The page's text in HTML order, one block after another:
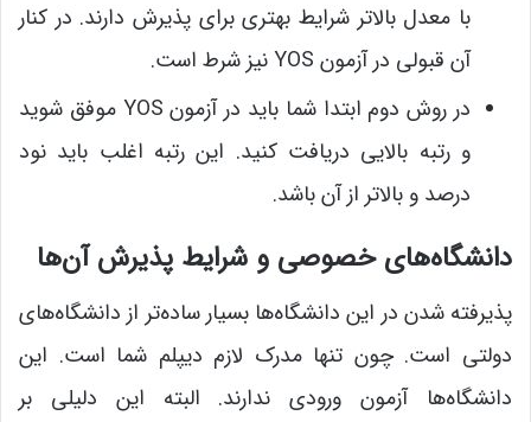
با معدل بالاتر شرایط بهتری برای پذیرش دارند. در کنار
آن قبولی در آزمون YOS نیز شرط است.
در روش دوم ابتدا شما باید در آزمون YOS موفق شوید
و رتبه بالایی دریافت کنید. این رتبه اغلب باید نود
درصد و بالاتر از آن باشد.
دانشگاه‌های خصوصی و شرایط پذیرش آن‌ها
پذیرفته ­شدن در این دانشگاه‌ها بسیار ساده‌تر از دانشگاه‌های
دولتی است. چون تنها مدرک لازم دیپلم شما است. این
دانشگاه‌ها آزمون ورودی ندارند. البته این دلیلی بر